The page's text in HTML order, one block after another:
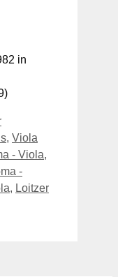
in
, Viola
- Viola,
-
, Loitzer